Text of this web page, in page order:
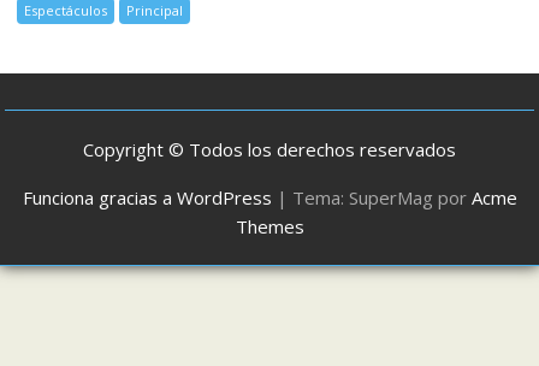
Espectáculos Principal
Copyright © Todos los derechos reservados
Funciona gracias a WordPress | Tema: SuperMag por Acme
Themes